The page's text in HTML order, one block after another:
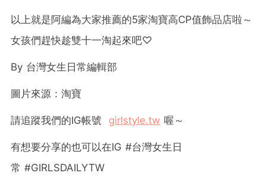
以上就是阿編為大家推薦的5家淘寶高CP值飾品店啦～
女孩們趕快趁雙十一淘起來吧♡
By 台灣女生日常編輯部
圖片來源：淘寶
請追蹤我們的IG帳號 girlstyle.tw 喔～
有想要分享的也可以在IG #台灣女生日
常 #GIRLSDAILYTW